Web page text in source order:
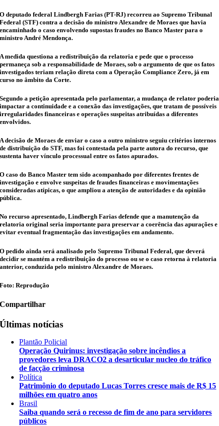
O deputado federal Lindbergh Farias (PT-RJ) recorreu ao Supremo Tribunal
Federal (STF) contra a decisão do ministro Alexandre de Moraes que havia
encaminhado o caso envolvendo supostas fraudes no Banco Master para o
ministro André Mendonça.
A medida questiona a redistribuição da relatoria e pede que o processo
permaneça sob a responsabilidade de Moraes, sob o argumento de que os fatos
investigados teriam relação direta com a Operação Compliance Zero, já em
curso no âmbito da Corte.
Segundo a petição apresentada pelo parlamentar, a mudança de relator poderia
impactar a continuidade e a conexão das investigações, que tratam de possíveis
irregularidades financeiras e operações suspeitas atribuídas a diferentes
envolvidos.
A decisão de Moraes de enviar o caso a outro ministro seguiu critérios internos
de distribuição do STF, mas foi contestada pela parte autora do recurso, que
sustenta haver vínculo processual entre os fatos apurados.
O caso do Banco Master tem sido acompanhado por diferentes frentes de
investigação e envolve suspeitas de fraudes financeiras e movimentações
consideradas atípicas, o que ampliou a atenção de autoridades e da opinião
pública.
No recurso apresentado, Lindbergh Farias defende que a manutenção da
relatoria original seria importante para preservar a coerência das apurações e
evitar eventual fragmentação das investigações em andamento.
O pedido ainda será analisado pelo Supremo Tribunal Federal, que deverá
decidir se mantém a redistribuição do processo ou se o caso retorna à relatoria
anterior, conduzida pelo ministro Alexandre de Moraes.
Foto: Reprodução
Compartilhar
Últimas notícias
Plantão Policial
Operação Quirinus: investigação sobre incêndios a
provedores leva DRACO2 a desarticular nucleo do tráfico
de facção criminosa
Política
Patrimônio do deputado Lucas Torres cresce mais de R$ 15
milhões em quatro anos
Brasil
Saiba quando será o recesso de fim de ano para servidores
públicos